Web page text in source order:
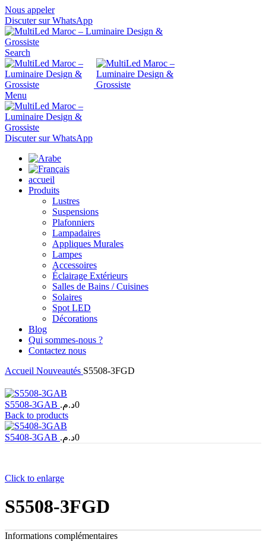
Nous appeler
Discuter sur WhatsApp
Search
Menu
Discuter sur WhatsApp
accueil
Produits
Lustres
Suspensions
Plafonniers
Lampadaires
Appliques Murales
Lampes
Accessoires
Éclairage Extérieurs
Salles de Bains / Cuisines
Solaires
Spot LED
Décorations
Blog
Qui sommes-nous ?
Contactez nous
Accueil Nouveautés S5508-3FGD
S5508-3GAB 0د.م.
Back to products
S5408-3GAB 0د.م.
Click to enlarge
S5508-3FGD
Informations complémentaires